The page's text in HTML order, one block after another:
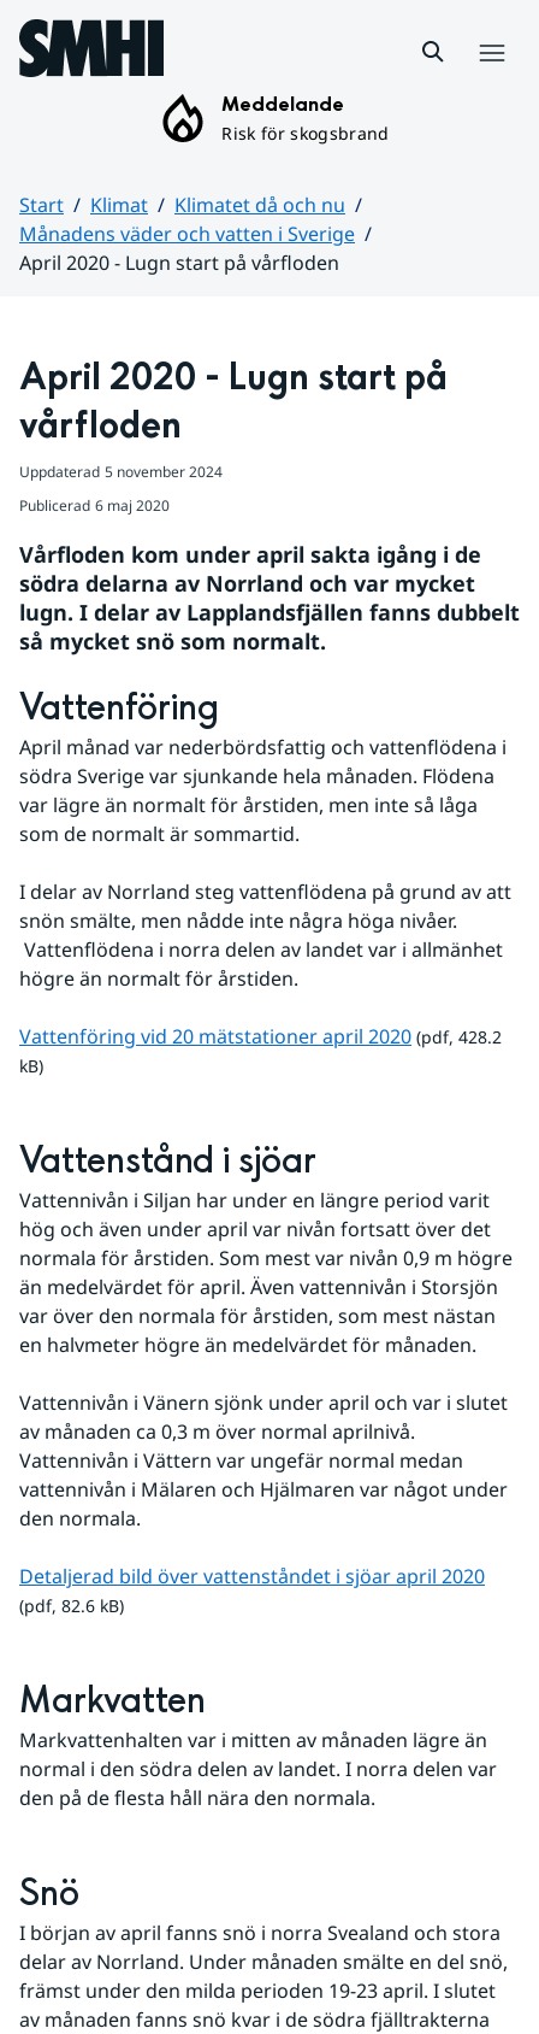
Hoppa till sidans innehåll
Meddelande
Risk för skogsbrand
Start Klimat
Klimatet då och nu
Månadens väder och vatten i Sverige
April 2020 - Lugn start på vårfloden
April 2020 - Lugn start på
vårfloden
Uppdaterad 5 november 2024
Publicerad 6 maj 2020
Vårfloden kom under april sakta igång i de
södra delarna av Norrland och var mycket
lugn. I delar av Lapplandsfjällen fanns dubbelt
så mycket snö som normalt.
Vattenföring
April månad var nederbördsfattig och vattenflödena i
södra Sverige var sjunkande hela månaden. Flödena
var lägre än normalt för årstiden, men inte så låga
som de normalt är sommartid.
I delar av Norrland steg vattenflödena på grund av att
snön smälte, men nådde inte några höga nivåer.
Vattenflödena i norra delen av landet var i allmänhet
högre än normalt för årstiden.
Vattenföring vid 20 mätstationer april 2020pdf, 428.2 kB.
(pdf, 428.2
kB)
Vattenstånd i sjöar
Vattennivån i Siljan har under en längre period varit
hög och även under april var nivån fortsatt över det
normala för årstiden. Som mest var nivån 0,9 m högre
än medelvärdet för april. Även vattennivån i Storsjön
var över den normala för årstiden, som mest nästan
en halvmeter högre än medelvärdet för månaden.
Vattennivån i Vänern sjönk under april och var i slutet
av månaden ca 0,3 m över normal aprilnivå.
Vattennivån i Vättern var ungefär normal medan
vattennivån i Mälaren och Hjälmaren var något under
den normala.
Detaljerad bild över vattenståndet i sjöar april 2020pdf,
(pdf, 82.6 kB)
Markvatten
Markvattenhalten var i mitten av månaden lägre än
normal i den södra delen av landet. I norra delen var
den på de flesta håll nära den normala.
Snö
I början av april fanns snö i norra Svealand och stora
delar av Norrland. Under månaden smälte en del snö,
främst under den milda perioden 19-23 april. I slutet
av månaden fanns snö kvar i de södra fjälltrakterna